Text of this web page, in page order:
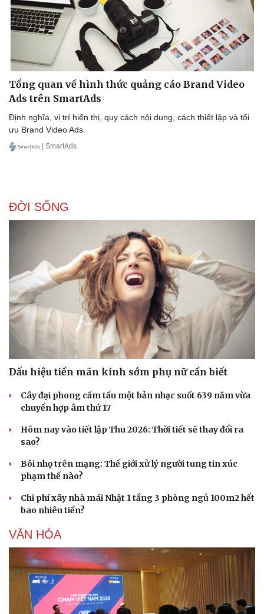
Dinh dưỡng - món ngon
Cây thuốc
Sản phụ khoa
Nhi khoa
Nam khoa
Làm đẹp - giảm cân
Phòng mạch online
Ăn sạch sống khỏe
Đời sống
Nhà đẹp
Blog
Tình yêu - Gia đình
Tổng quan về hình thức quảng cáo Brand Video
Ads trên SmartAds
Định nghĩa, vị trí hiển thị, quy cách nội dung, cách thiết lập và tối
ưu Brand Video Ads.
| SmartAds
ĐỜI SỐNG
Dấu hiệu tiền mãn kinh sớm phụ nữ cần biết
Cây đại phong cầm tấu một bản nhạc suốt 639 năm vừa
chuyển hợp âm thứ 17
Hôm nay vào tiết lập Thu 2026: Thời tiết sẽ thay đổi ra
sao?
Bôi nhọ trên mạng: Thế giới xử lý người tung tin xúc
phạm thế nào?
Chi phí xây nhà mái Nhật 1 tầng 3 phòng ngủ 100m2 hết
bao nhiêu tiền?
VĂN HÓA